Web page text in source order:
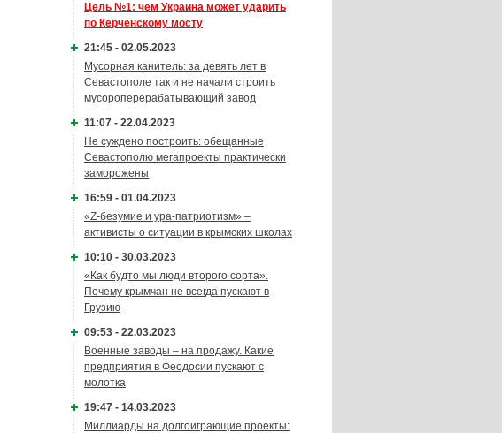
Цель №1: чем Украина может ударить
по Керченскому мосту
21:45 - 02.05.2023
Мусорная канитель: за девять лет в
Севастополе так и не начали строить
мусороперерабатывающий завод
11:07 - 22.04.2023
Не суждено построить: обещанные
Севастополю мегапроекты практически
заморожены
16:59 - 01.04.2023
«Z-безумие и ура-патриотизм» –
активисты о ситуации в крымских школах
10:10 - 30.03.2023
«Как будто мы люди второго сорта».
Почему крымчан не всегда пускают в
Грузию
09:53 - 22.03.2023
Военные заводы – на продажу. Какие
предприятия в Феодосии пускают с
молотка
19:47 - 14.03.2023
Миллиарды на долгоиграющие проекты: